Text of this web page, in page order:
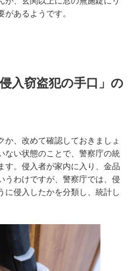
あるようです。
入窃盗犯の手口」の
か、改めて確認しておきましょ
ない状態のことで、警察庁の統
す。侵入者が家内に入り、金品
うわけですが、警察庁では、侵
に侵入したかを分類し、統計し